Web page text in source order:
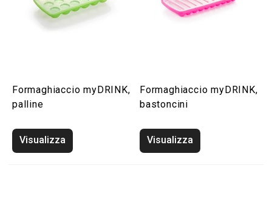
Formaghiaccio myDRINK,
palline
Visualizza
Formaghiaccio myDRINK,
bastoncini
Visualizza